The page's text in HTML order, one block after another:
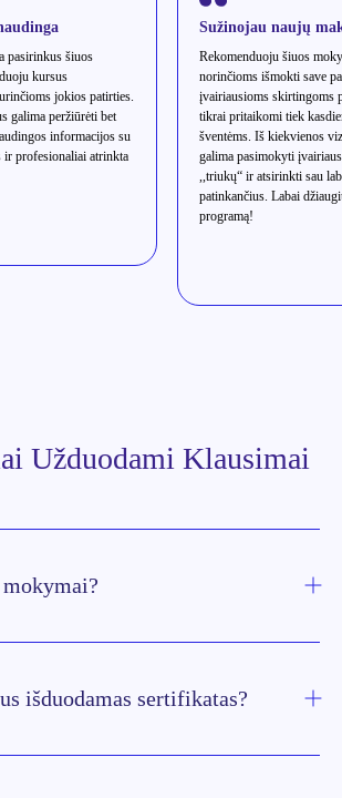
pasirinkus šiuos
kursus
jokios patirties.
galima peržiūrėti bet
informacijos su
ir profesionaliai atrinkta
Sužinojau naujų
Rekomenduoju šiuos
norinčioms išmokti save
įvairiausioms skirtingoms
tikrai pritaikomi tiek
šventėms. Iš kiekvienos
galima pasimokyti
,,triukų“ ir atsirinkti sau
patinkančius. Labai
programą!
Užduodami Klausimai
išduodamas sertifikatas?